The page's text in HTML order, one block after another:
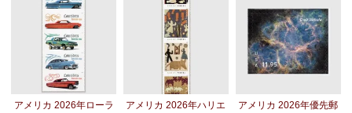
アメリカ 2026年ローラ
アメリカ 2026年ハリエ
アメリカ 2026年優先郵